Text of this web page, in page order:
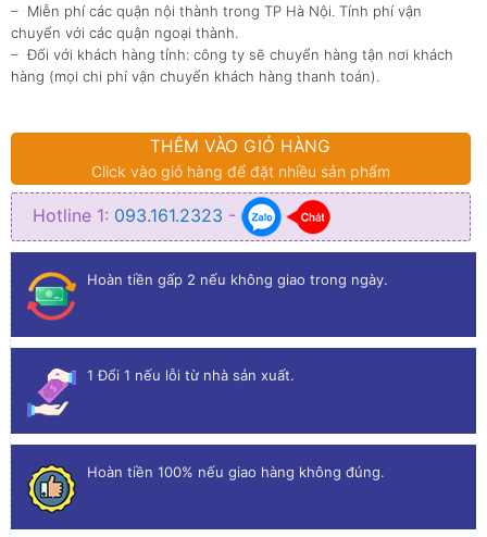
– Miễn phí các quận nội thành trong TP Hà Nội. Tính phí vận
chuyển với các quận ngoại thành.
– Đối với khách hàng tỉnh: công ty sẽ chuyển hàng tận nơi khách
hàng (mọi chi phí vận chuyển khách hàng thanh toán).
THÊM VÀO GIỎ HÀNG
Click vào giỏ hàng để đặt nhiều sản phẩm
Hotline 1: 093.161.2323 -
Hoàn tiền gấp 2 nếu không giao trong ngày.
1 Đổi 1 nếu lỗi từ nhà sản xuất.
Hoàn tiền 100% nếu giao hàng không đúng.